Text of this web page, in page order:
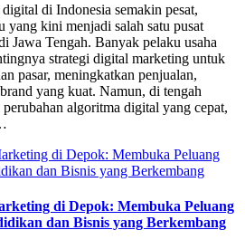
di Indonesia semakin pesat,
yang kini menjadi salah satu pusat
Jawa Tengah. Banyak pelaku usaha
strategi digital marketing untuk
pasar, meningkatkan penjualan,
yang kuat. Namun, di tengah
algoritma digital yang cepat,
di Depok: Membuka Peluang
dan Bisnis yang Berkembang